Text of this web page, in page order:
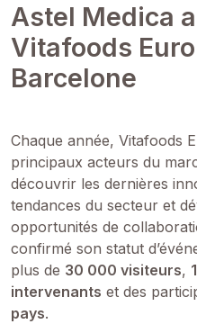
Astel Medica
Vitafoods
Barcelone
Chaque année, Vitafoods
principaux acteurs du
découvrir les dernières
tendances du secteur et
opportunités de
confirmé son statut
plus de 30 000 visiteurs,
intervenants et des
pays.